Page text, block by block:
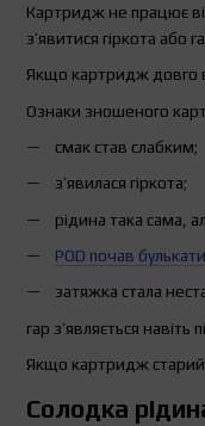
Картридж не працює
з’явитися гіркота або
Якщо картридж довго
Ознаки зношеного
смак став слабким;
з’явилася гіркота;
рідина така сама,
POD почав
затяжка стала
гар з’являється навіть
Якщо картридж
Солодка